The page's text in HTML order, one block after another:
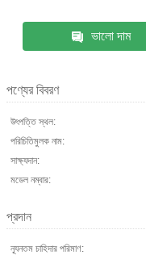
ভালো দাম
পণ্যের বিবরণ
উৎপত্তি স্থল:
পরিচিতিমুলক নাম:
সাক্ষ্যদান:
মডেল নম্বার:
প্রদান
ন্যূনতম চাহিদার পরিমাণ: